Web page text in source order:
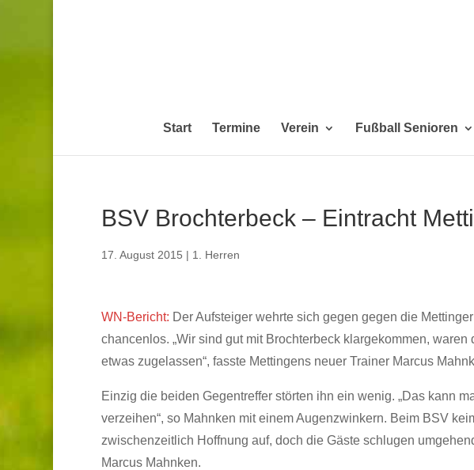
Start Termine Verein Fußball Senioren
BSV Brochterbeck – Eintracht
17. August 2015 | 1. Herren
WN-Bericht: Der Aufsteiger wehrte sich gegen gegen die
chancenlos. „Wir sind gut mit Brochterbeck klargekommen,
etwas zugelassen“, fasste Mettingens neuer Trainer Marcus
Einzig die beiden Gegentreffer störten ihn ein wenig. „Das kann
verzeihen“, so Mahnken mit einem Augenzwinkern. Beim BSV
zwischenzeitlich Hoffnung auf, doch die Gäste schlugen
Marcus Mahnken.